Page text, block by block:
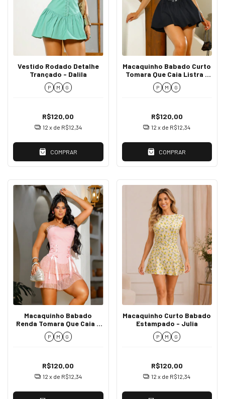
Vestido Rodado Detalhe
Trançado - Dalila
P M G
R$120,00
12 x de R$12,34
COMPRAR
Macaquinho Babado Curto
Tomara Que Caia Listra -
Petala
P M G
R$120,00
12 x de R$12,34
COMPRAR
Macaquinho Babado
Renda Tomara Que Caia -
Yndi
P M G
R$120,00
12 x de R$12,34
Macaquinho Curto Babado
Estampado - Julia
P M G
R$120,00
12 x de R$12,34